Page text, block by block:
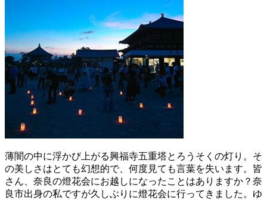
薄闇の中に浮かび上がる興福寺五重塔とろうそくの灯り。そ
の美しさはとても幻想的で、何度見ても言葉を失います。皆
さん、奈良の燈花会にお越しになったことはありますか？奈
良市出身の私ですが久しぶりに燈花会に行ってきました。ゆ